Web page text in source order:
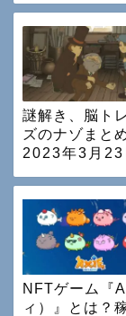
謎解き、脳ト
ズのナゾまと
2023年3月23
NFTゲーム『
ィ）』とは？